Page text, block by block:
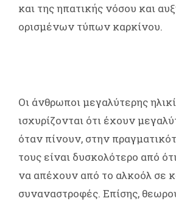
και της ηπατικής νόσου και
ορισμένων τύπων καρκίνου.
Οι άνθρωποι μεγαλύτερης
ισχυρίζονται ότι έχουν
όταν πίνουν, στην
τους είναι δυσκολότερο από
να απέχουν από το αλκοόλ σε
συναναστροφές. Επίσης,